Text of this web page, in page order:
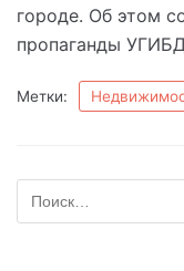
городе. Об этом
пропаганды
Метки: